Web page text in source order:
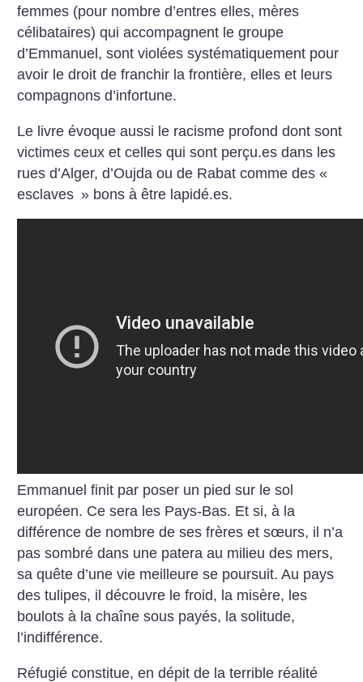
femmes (pour nombre d’entres elles, mères
célibataires) qui accompagnent le groupe
d’Emmanuel, sont violées systématiquement pour
avoir le droit de franchir la frontière, elles et leurs
compagnons d’infortune.
Le livre évoque aussi le racisme profond dont sont
victimes ceux et celles qui sont perçu.es dans les
rues d’Alger, d’Oujda ou de Rabat comme des «
esclaves » bons à être lapidé.es.
Emmanuel finit par poser un pied sur le sol
européen. Ce sera les Pays-Bas. Et si, à la
différence de nombre de ses frères et sœurs, il n’a
pas sombré dans une patera au milieu des mers,
sa quête d’une vie meilleure se poursuit. Au pays
des tulipes, il découvre le froid, la misère, les
boulots à la chaîne sous payés, la solitude,
l’indifférence.
Réfugié constitue, en dépit de la terrible réalité